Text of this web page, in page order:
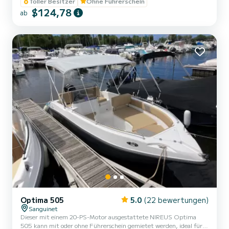
Bootfahren ohne Führerschein auf dem großen See. Sie können bei
der Abfahrt einen Sonnenschirm anfordern, um sich vor der Sonne
Kapazität von 6 Personen garantiert ein angenehmes und sicheres
Navigatio...
ab $124,78
Optima 505 5.0 (22 bewertungen)
Sanguinet
Dieser mit einem 20-PS-Motor ausgestattete NIREUS Optima
505 kann mit oder ohne Führerschein gemietet werden, ideal für